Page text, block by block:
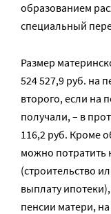
образованием
специальный
Размер
524 527,9 руб. на
второго, если на
получали, – в
116,2 руб. Кроме
можно потратить
(строительство
выплату
пенсии матери,